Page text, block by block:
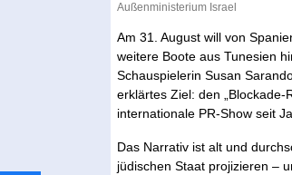
Außenministerium Israel
Am 31. August will von
weitere Boote aus Tunesien
Schauspielerin Susan
erklärtes Ziel: den „Blockade-
internationale PR-Show seit
Das Narrativ ist alt und
jüdischen Staat projizieren –